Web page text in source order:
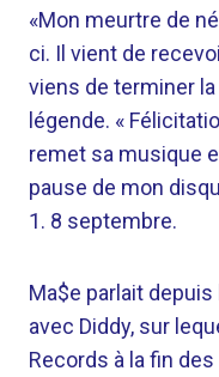
«Mon meurtre de
ci. Il vient de
viens de terminer
légende. «
remet sa musique
pause de mon
1. 8 septembre.
Ma$e parlait
avec Diddy, sur
Records à la fin